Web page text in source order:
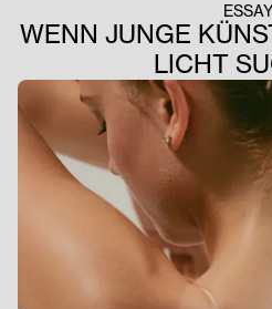
Pädagogin und
ESSAY
WENN JUNGE
LICHT